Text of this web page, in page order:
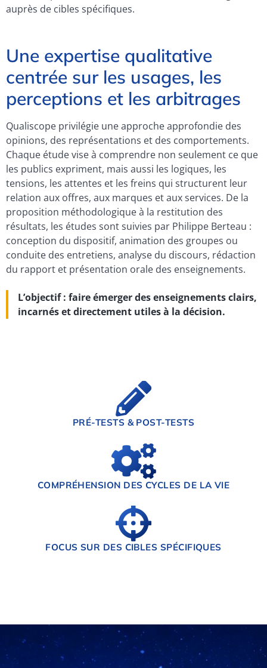
auprès de cibles spécifiques.
Une expertise qualitative
centrée sur les usages, les
perceptions et les arbitrages
Qualiscope privilégie une approche approfondie des
opinions, des représentations et des comportements.
Chaque étude vise à comprendre non seulement ce que
les publics expriment, mais aussi les logiques, les
tensions, les attentes et les freins qui structurent leur
relation aux offres, aux marques et aux services. De la
proposition méthodologique à la restitution des
résultats, les études sont suivies par Philippe Berteau :
conception du dispositif, animation des groupes ou
conduite des entretiens, analyse du discours, rédaction
du rapport et présentation orale des enseignements.
L’objectif : faire émerger des enseignements clairs,
incarnés et directement utiles à la décision.
PRÉ-TESTS & POST-TESTS
COMPRÉHENSION DES CYCLES DE LA VIE
FOCUS SUR DES CIBLES SPÉCIFIQUES